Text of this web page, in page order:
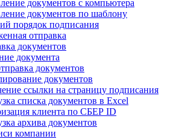
документов с компьютера
документов по шаблону
порядок подписания
отправка
документов
документа
документов
документов
ссылки на страницу подписания
списка документов в Excel
клиента по СБЕР ID
архива документов
компании